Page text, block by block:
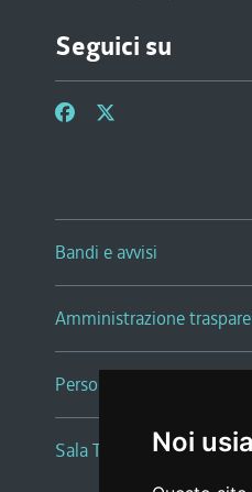
Noi
Seguici su
Bandi e avvisi
Amministrazione
Persone e Uffici
Sala Tiziano Tessitori